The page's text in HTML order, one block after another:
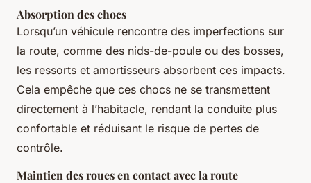
Absorption des chocs
Lorsqu’un véhicule rencontre des imperfections sur
la route, comme des nids-de-poule ou des bosses,
les ressorts et amortisseurs absorbent ces impacts.
Cela empêche que ces chocs ne se transmettent
directement à l’habitacle, rendant la conduite plus
confortable et réduisant le risque de pertes de
contrôle.
Maintien des roues en contact avec la route